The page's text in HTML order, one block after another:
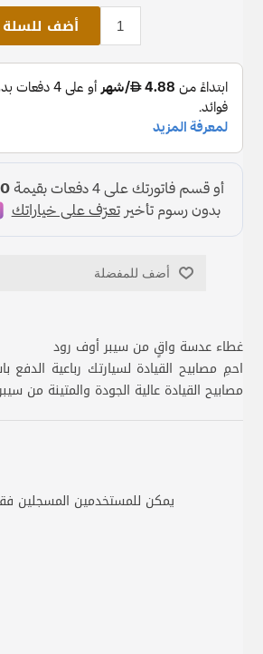
أضف للسلة
أضف للمفضلة
غطاء عدسة واقٍ من سيبر أوف رود
احمِ مصابيح القيادة لسيارتك رباعية
مصابيح القيادة عالية الجودة والمتينة من
يمكن للمستخدمين المسجلين